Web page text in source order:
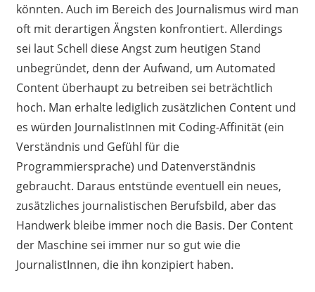
könnten. Auch im Bereich des Journalismus wird man
oft mit derartigen Ängsten konfrontiert. Allerdings
sei laut Schell diese Angst zum heutigen Stand
unbegründet, denn der Aufwand, um Automated
Content überhaupt zu betreiben sei beträchtlich
hoch. Man erhalte lediglich zusätzlichen Content und
es würden JournalistInnen mit Coding-Affinität (ein
Verständnis und Gefühl für die
Programmiersprache) und Datenverständnis
gebraucht. Daraus entstünde eventuell ein neues,
zusätzliches journalistischen Berufsbild, aber das
Handwerk bleibe immer noch die Basis. Der Content
der Maschine sei immer nur so gut wie die
JournalistInnen, die ihn konzipiert haben.